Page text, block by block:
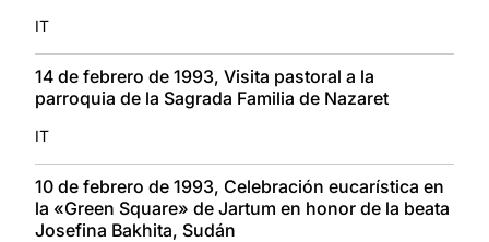
IT
14 de febrero de 1993, Visita pastoral a la
parroquia de la Sagrada Familia de Nazaret
IT
10 de febrero de 1993, Celebración eucarística en
la «Green Square» de Jartum en honor de la beata
Josefina Bakhita, Sudán